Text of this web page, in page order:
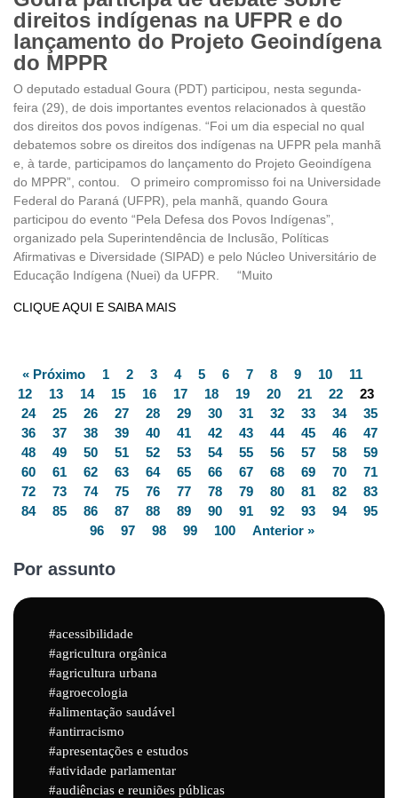
direitos indígenas na UFPR e do
lançamento do Projeto Geoindígena
do MPPR
O deputado estadual Goura (PDT) participou, nesta segunda-
feira (29), de dois importantes eventos relacionados à questão
dos direitos dos povos indígenas. “Foi um dia especial no qual
debatemos sobre os direitos dos indígenas na UFPR pela manhã
e, à tarde, participamos do lançamento do Projeto Geoindígena
do MPPR”, contou. O primeiro compromisso foi na Universidade
Federal do Paraná (UFPR), pela manhã, quando Goura
participou do evento “Pela Defesa dos Povos Indígenas”,
organizado pela Superintendência de Inclusão, Políticas
Afirmativas e Diversidade (SIPAD) e pelo Núcleo Universitário de
Educação Indígena (Nuei) da UFPR. “Muito
CLIQUE AQUI E SAIBA MAIS
« Próximo 1 2 3 4 5 6 7 8 9 10
11
12
13 14 15 16 17 18 19 20 21 22
23
24
25 26 27 28 29 30 31 32 33 34
35
36
37 38 39 40 41 42 43 44 45 46
47
48
49 50 51 52 53 54 55 56 57 58
59
60
61 62 63 64 65 66 67 68 69 70
71
72
73 74 75 76 77 78 79 80 81 82
83
84
85 86 87 88 89 90 91 92 93 94
95
96
97 98 99 100 Anterior »
Por assunto
acessibilidade
agricultura orgânica
agricultura urbana
agroecologia
alimentação saudável
antirracismo
apresentações e estudos
atividade parlamentar
audiências e reuniões públicas